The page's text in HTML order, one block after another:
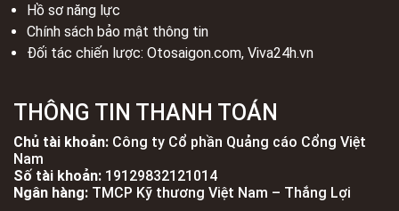
Hồ sơ năng lực
Chính sách bảo mật thông tin
Đối tác chiến lược: Otosaigon.com, Viva24h.vn
THÔNG TIN THANH TOÁN
Chủ tài khoản: Công ty Cổ phần Quảng cáo Cổng Việt
Nam
Số tài khoản: 19129832121014
Ngân hàng: TMCP Kỹ thương Việt Nam – Thắng Lợi